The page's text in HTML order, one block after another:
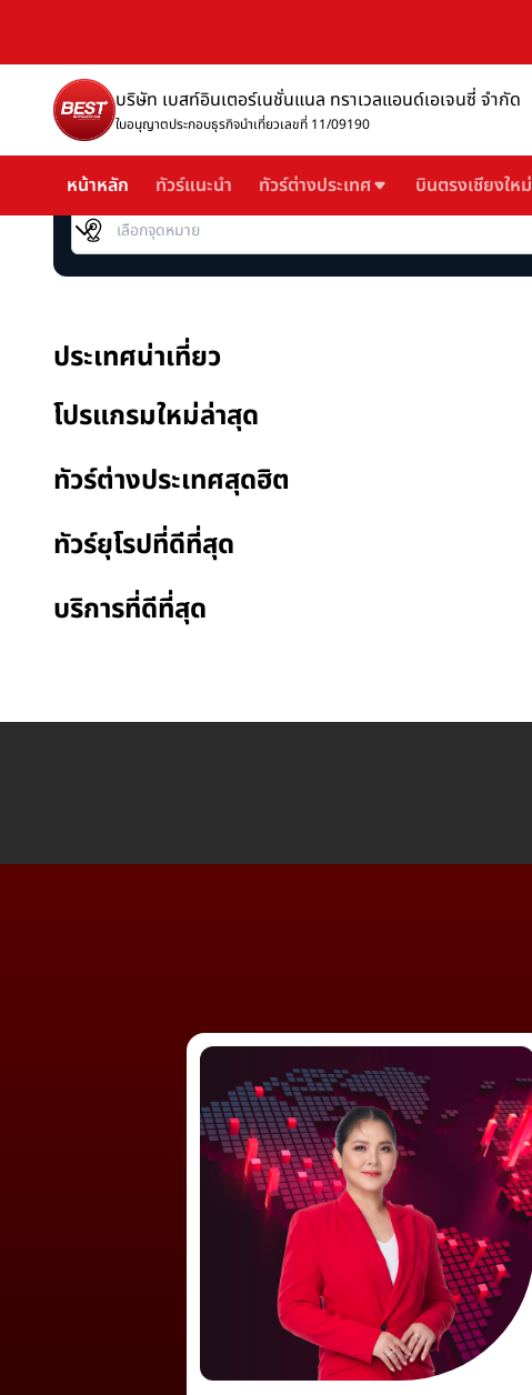
บริษัท เบสท์อินเตอร์เนชั่นแนล ทราเวลแอนด์เอเจนซี่ จำกัด
ใบอนุญาตประกอบธุรกิจนำเที่ยวเลขที่ 11/09190
หน้าหลัก ทัวร์แนะนำ ทัวร์ต่างประเทศ บินตรงเชียงใหม่
เลือกจุดหมาย
ประเทศน่าเที่ยว
โปรแกรมใหม่ล่าสุด
ทัวร์ต่างประเทศสุดฮิต
ทัวร์ยุโรปที่ดีที่สุด
บริการที่ดีที่สุด